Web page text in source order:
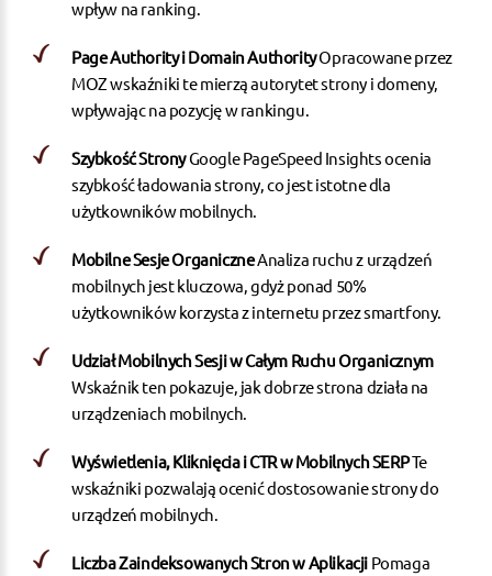
wpływ na ranking.
Page Authority i Domain AuthorityOpracowane przez
MOZ wskaźniki te mierzą autorytet strony i domeny,
wpływając na pozycję w rankingu.
Szybkość StronyGoogle PageSpeed Insights ocenia
szybkość ładowania strony, co jest istotne dla
użytkowników mobilnych.
Mobilne Sesje OrganiczneAnaliza ruchu z urządzeń
mobilnych jest kluczowa, gdyż ponad 50%
użytkowników korzysta z internetu przez smartfony.
Udział Mobilnych Sesji w Całym Ruchu Organicznym
Wskaźnik ten pokazuje, jak dobrze strona działa na
urządzeniach mobilnych.
Wyświetlenia, Kliknięcia i CTR w Mobilnych SERPTe
wskaźniki pozwalają ocenić dostosowanie strony do
urządzeń mobilnych.
Liczba Zaindeksowanych Stron w Aplikacji Pomaga